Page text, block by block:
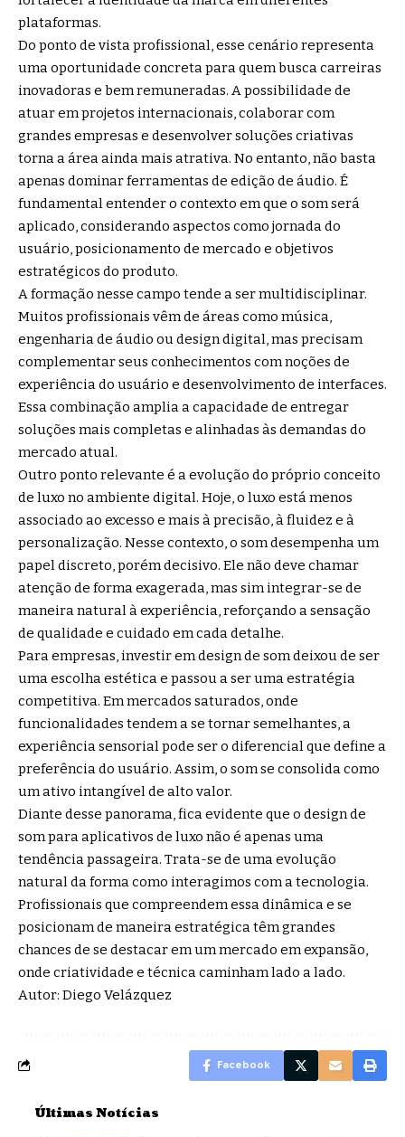
plataformas.
Do ponto de vista profissional, esse cenário representa
uma oportunidade concreta para quem busca carreiras
inovadoras e bem remuneradas. A possibilidade de
atuar em projetos internacionais, colaborar com
grandes empresas e desenvolver soluções criativas
torna a área ainda mais atrativa. No entanto, não basta
apenas dominar ferramentas de edição de áudio. É
fundamental entender o contexto em que o som será
aplicado, considerando aspectos como jornada do
usuário, posicionamento de mercado e objetivos
estratégicos do produto.
A formação nesse campo tende a ser multidisciplinar.
Muitos profissionais vêm de áreas como música,
engenharia de áudio ou design digital, mas precisam
complementar seus conhecimentos com noções de
experiência do usuário e desenvolvimento de interfaces.
Essa combinação amplia a capacidade de entregar
soluções mais completas e alinhadas às demandas do
mercado atual.
Outro ponto relevante é a evolução do próprio conceito
de luxo no ambiente digital. Hoje, o luxo está menos
associado ao excesso e mais à precisão, à fluidez e à
personalização. Nesse contexto, o som desempenha um
papel discreto, porém decisivo. Ele não deve chamar
atenção de forma exagerada, mas sim integrar-se de
maneira natural à experiência, reforçando a sensação
de qualidade e cuidado em cada detalhe.
Para empresas, investir em design de som deixou de ser
uma escolha estética e passou a ser uma estratégia
competitiva. Em mercados saturados, onde
funcionalidades tendem a se tornar semelhantes, a
experiência sensorial pode ser o diferencial que define a
preferência do usuário. Assim, o som se consolida como
um ativo intangível de alto valor.
Diante desse panorama, fica evidente que o design de
som para aplicativos de luxo não é apenas uma
tendência passageira. Trata-se de uma evolução
natural da forma como interagimos com a tecnologia.
Profissionais que compreendem essa dinâmica e se
posicionam de maneira estratégica têm grandes
chances de se destacar em um mercado em expansão,
onde criatividade e técnica caminham lado a lado.
Autor: Diego Velázquez
Facebook
Últimas Notícias